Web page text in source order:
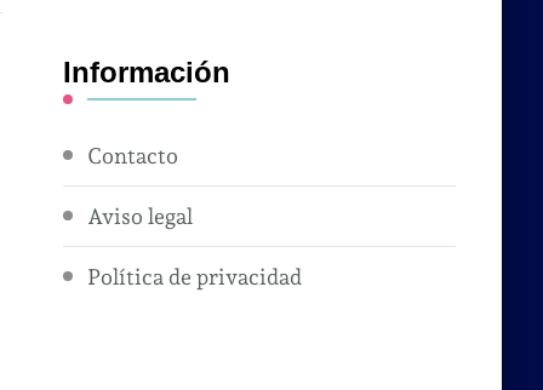
Información
Contacto
Aviso legal
Política de privacidad